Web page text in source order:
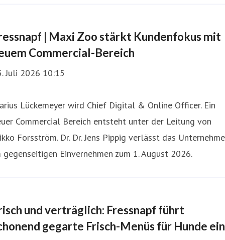
| Maxi Zoo stärkt Kundenfokus mit
Commercial-Bereich
Juli 2026 10:15
Lückemeyer wird Chief Digital & Online Officer. Ein
Commercial Bereich entsteht unter der Leitung von
Forsström. Dr. Dr. Jens Pippig verlässt das
gegenseitigen Einvernehmen zum 1. August 2026.
und verträglich: Fressnapf führt
gegarte Frisch-Menüs für Hunde ein